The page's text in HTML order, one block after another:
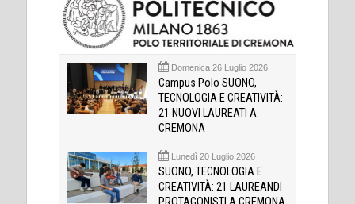
Domenica 26 Luglio 2026
Campus Polo SUONO,
TECNOLOGIA E CREATIVITÀ:
21 NUOVI LAUREATI A
CREMONA
Lunedì 20 Luglio 2026
SUONO, TECNOLOGIA E
CREATIVITÀ: 21 LAUREANDI